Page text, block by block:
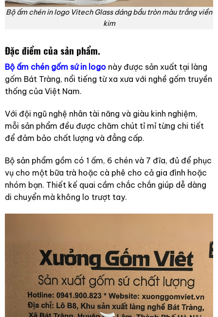
Bộ ấm chén in logo Vitech Glass dáng bầu tròn màu trắng viền
kim
Đặc điểm của sản phẩm.
Bộ ấm chén gốm sứ in logonày được sản xuất tại làng
gốm Bát Tràng, nổi tiếng từ xa xưa với nghề gốm truyền
thống của Việt Nam.
Với đội ngũ nghệ nhân tài năng và giàu kinh nghiệm,
mỗi sản phẩm đều được chăm chút tỉ mỉ từng chi tiết
để đảm bảo chất lượng và đẳng cấp.
Bộ sản phẩm gồm có 1 ấm, 6 chén và 7 đĩa, đủ để phục
vụ cho một bữa trà hoặc cà phê cho cả gia đình hoặc
nhóm bạn. Thiết kế quai cầm chắc chắn giúp dễ dàng
di chuyển mà không lo trượt tay.